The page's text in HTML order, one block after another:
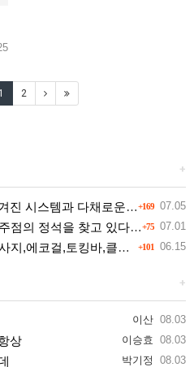
1 2
+
+169 07.05
과 다채로운 인력 풀의 진실
+75 07.01
정석을 찾고 있다면 여기
+101 06.15
,클럽) 유흥별 가격 및 후기공유
+
이산 08.03
이승효 08.03
상
박기정 08.03